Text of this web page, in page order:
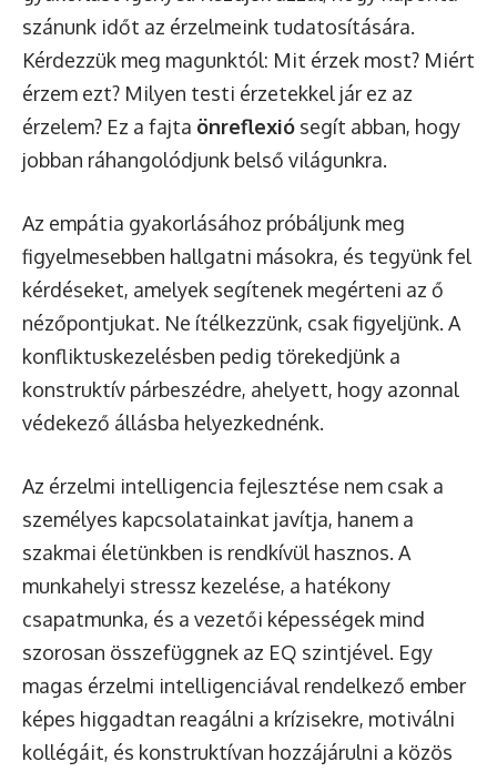
szánunk időt az érzelmeink tudatosítására.
Kérdezzük meg magunktól: Mit érzek most? Miért
érzem ezt? Milyen testi érzetekkel jár ez az
érzelem? Ez a fajta önreflexió segít abban, hogy
jobban ráhangolódjunk belső világunkra.
Az empátia gyakorlásához próbáljunk meg
figyelmesebben hallgatni másokra, és tegyünk fel
kérdéseket, amelyek segítenek megérteni az ő
nézőpontjukat. Ne ítélkezzünk, csak figyeljünk. A
konfliktuskezelésben pedig törekedjünk a
konstruktív párbeszédre, ahelyett, hogy azonnal
védekező állásba helyezkednénk.
Az érzelmi intelligencia fejlesztése nem csak a
személyes kapcsolatainkat javítja, hanem a
szakmai életünkben is rendkívül hasznos. A
munkahelyi stressz kezelése, a hatékony
csapatmunka, és a vezetői képességek mind
szorosan összefüggnek az EQ szintjével. Egy
magas érzelmi intelligenciával rendelkező ember
képes higgadtan reagálni a krízisekre, motiválni
kollégáit, és konstruktívan hozzájárulni a közös